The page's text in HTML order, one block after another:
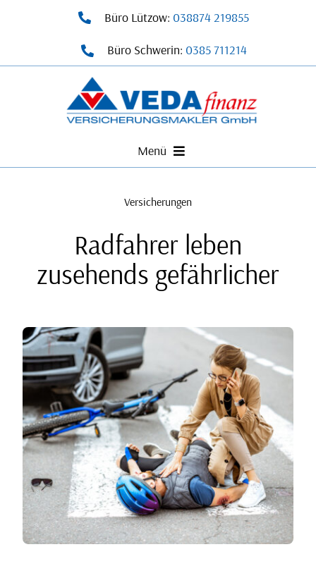
Büro Lützow: 038874 219855
Büro Schwerin: 0385 711214
Menü
Leistungen
Über Uns
Lösungen
Downloads
Blog
Online-Links
Kontakt
Versicherungen
Radfahrer leben
zusehends gefährlicher